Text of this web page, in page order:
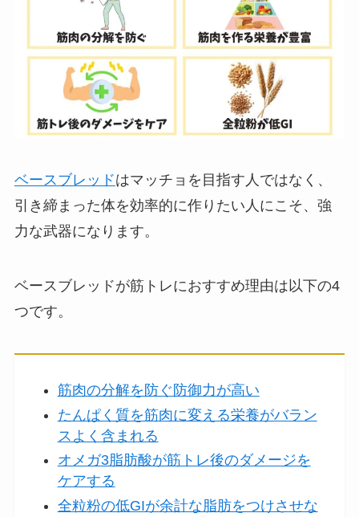
ベースブレッドはマッチョを目指す人ではなく、
引き締まった体を効率的に作りたい人にこそ、強
力な武器になります。
ベースブレッドが筋トレにおすすめ理由は以下の4
つです。
筋肉の分解を防ぐ防御力が高い
たんぱく質を筋肉に変える栄養がバラン
スよく含まれる
オメガ3脂肪酸が筋トレ後のダメージを
ケアする
全粒粉の低GIが余計な脂肪をつけさせな